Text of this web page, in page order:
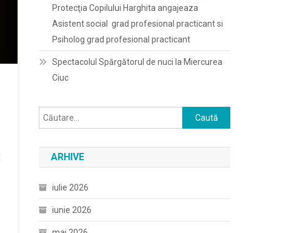
Protecţia Copilului Harghita angajeaza
Asistent social grad profesional practicant si
Psiholog grad profesional practicant
Spectacolul Spărgătorul de nuci la Miercurea
Ciuc
Caută
după:
ARHIVE
iulie 2026
iunie 2026